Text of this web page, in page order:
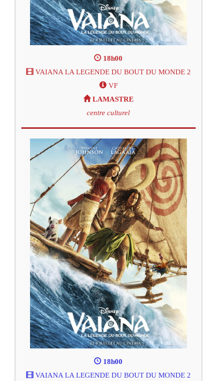
18h00
VAIANA LA LEGENDE DU BOUT DU MONDE 2
VF
LAMASTRE
centre culturel
18h00
VAIANA LA LEGENDE DU BOUT DU MONDE 2